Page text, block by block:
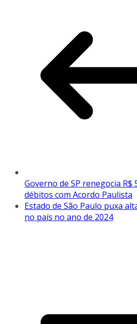
Governo de SP renegocia R$
débitos com Acordo Paulista
Estado de São Paulo puxa
no país no ano de 2024